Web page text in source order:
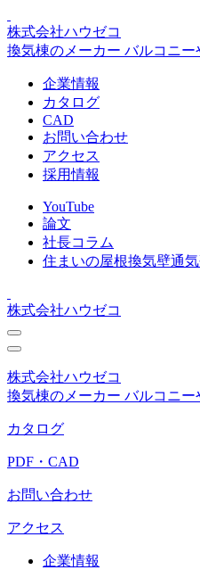
株式会社ハウゼコ
換気棟のメーカー バルコニ
企業情報
カタログ
CAD
お問い合わせ
アクセス
採用情報
YouTube
論文
社長コラム
住まいの屋根換気壁通
株式会社ハウゼコ
株式会社ハウゼコ
換気棟のメーカー バルコニ
カタログ
PDF・CAD
お問い合わせ
アクセス
企業情報